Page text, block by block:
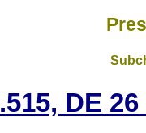
DE